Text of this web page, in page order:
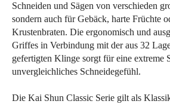
Schneiden und Sägen von verschieden
sondern auch für Gebäck, harte Früchte
Krustenbraten. Die ergonomisch und
Griffes in Verbindung mit der aus 32
gefertigten Klinge sorgt für eine extreme
unvergleichliches Schneidegefühl.
Die Kai Shun Classic Serie gilt als